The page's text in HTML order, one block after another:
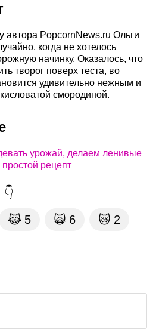
автора PopcornNews.ru Ольги
когда не хотелось
начинку. Оказалось, что
творог поверх теста, во
удивительно нежным и
смородиной.
урожай, делаем ленивые
простой рецепт
😹 5 🙀 6 😿 2